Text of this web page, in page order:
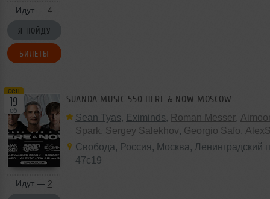
Идут — 4
Я ПОЙДУ
БИЛЕТЫ
сен
19
сб
Идут — 2
SUANDA MUSIC 550 HERE & NOW MOSCOW
Sean Tyas, Eximinds, Roman Messer,
Spark, Sergey Salekhov, Georgio Safo,
Свобода, Россия , Москва, Ленинградский
47с19